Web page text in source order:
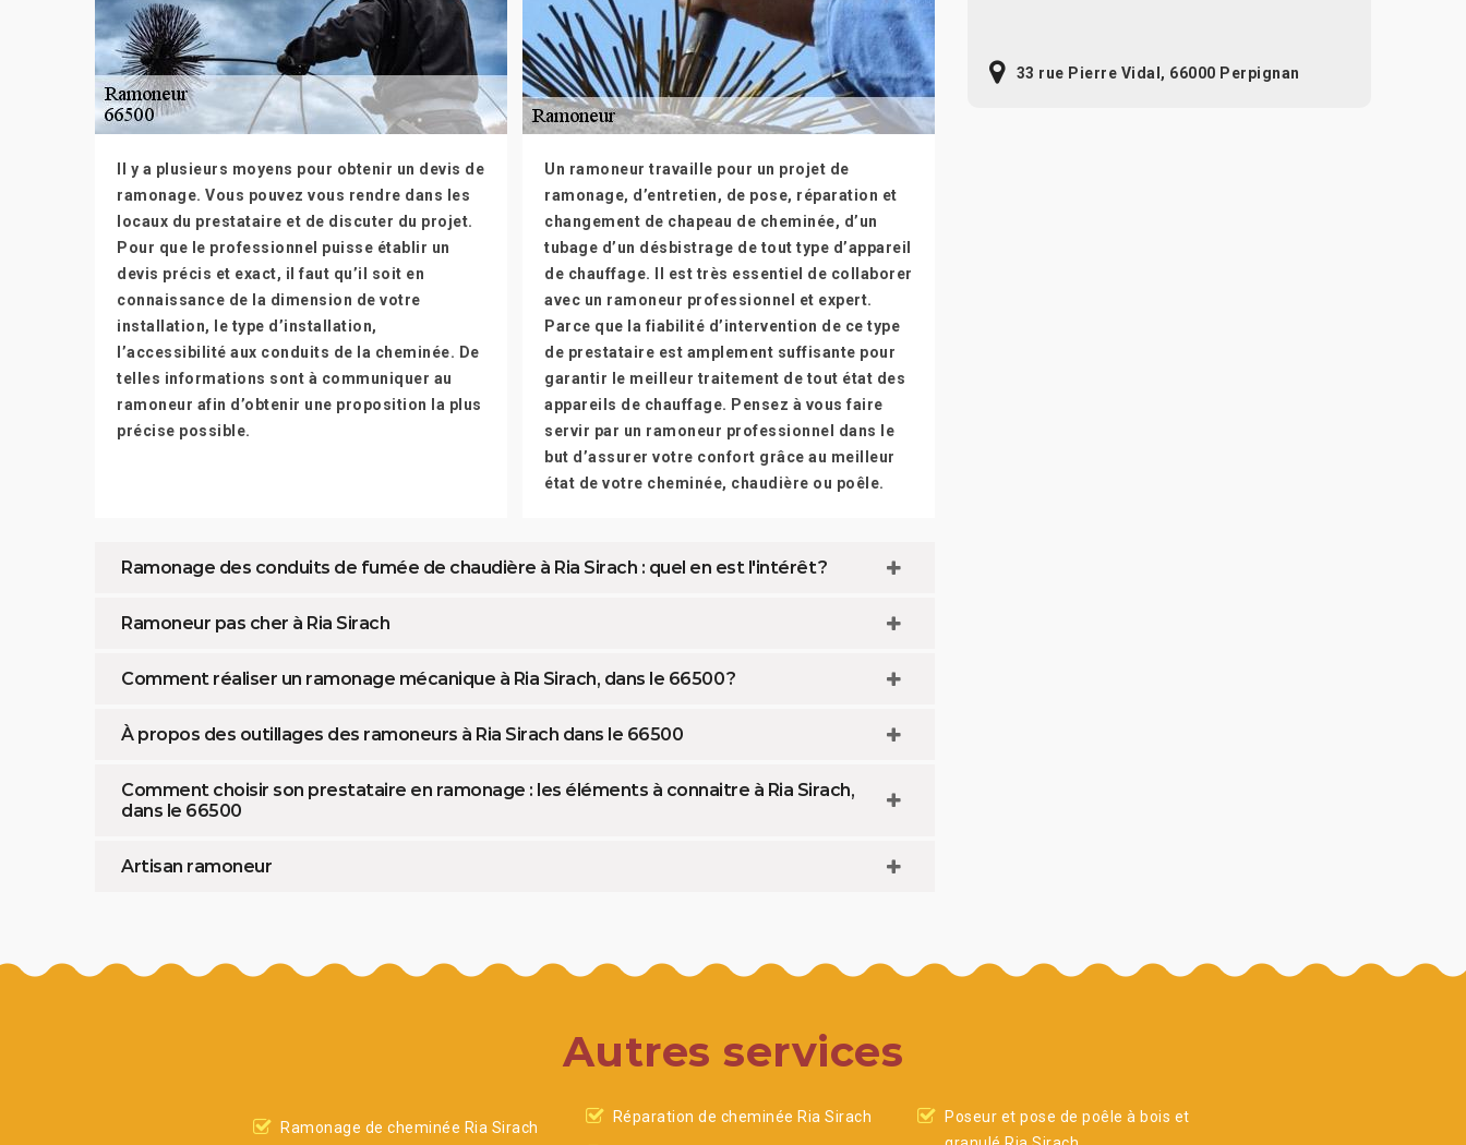
Il y a plusieurs moyens pour obtenir un devis de
ramonage. Vous pouvez vous rendre dans les
locaux du prestataire et de discuter du projet.
Pour que le professionnel puisse établir un
devis précis et exact, il faut qu’il soit en
connaissance de la dimension de votre
installation, le type d’installation,
l’accessibilité aux conduits de la cheminée. De
telles informations sont à communiquer au
ramoneur afin d’obtenir une proposition la plus
précise possible.
Un ramoneur travaille pour un projet de
ramonage, d’entretien, de pose, réparation et
changement de chapeau de cheminée, d’un
tubage d’un désbistrage de tout type d’appareil
de chauffage. Il est très essentiel de collaborer
avec un ramoneur professionnel et expert.
Parce que la fiabilité d’intervention de ce type
de prestataire est amplement suffisante pour
garantir le meilleur traitement de tout état des
appareils de chauffage. Pensez à vous faire
servir par un ramoneur professionnel dans le
but d’assurer votre confort grâce au meilleur
état de votre cheminée, chaudière ou poêle.
Ramonage des conduits de fumée de chaudière à Ria Sirach : quel en est l'intérêt ?
Ramoneur pas cher à Ria Sirach
Comment réaliser un ramonage mécanique à Ria Sirach, dans le 66500 ?
À propos des outillages des ramoneurs à Ria Sirach dans le 66500
Comment choisir son prestataire en ramonage : les éléments à connaitre à Ria Sirach,
dans le 66500
Artisan ramoneur
33 rue Pierre Vidal, 66000 Perpignan
Autres services
Ramonage de cheminée Ria Sirach
Réparation de cheminée Ria Sirach
Poseur et pose de poêle à bois et